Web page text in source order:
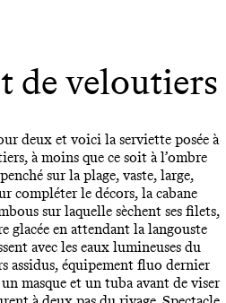
de veloutiers
deux et voici la serviette posée à
à moins que ce soit à l’ombre
sur la plage, vaste, large,
compléter le décors, la cabane
sur laquelle sèchent ses filets,
glacée en attendant la langouste
avec les eaux lumineuses du
assidus, équipement fluo dernier
masque et un tuba avant de viser